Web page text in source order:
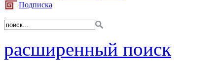
Подписка
расширенный поиск